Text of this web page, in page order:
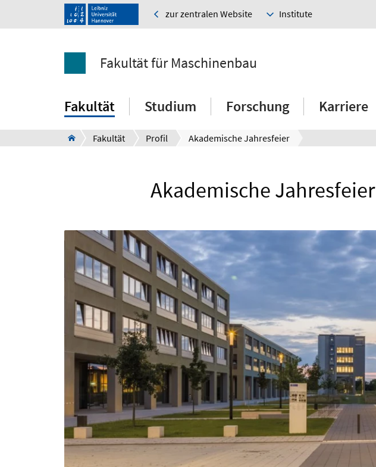
zur zentralen Website Institute
Fakultät für Maschinenbau
Fakultät Studium Forschung Karriere
Fakultät Profil Akademische Jahresfeier
Akademische